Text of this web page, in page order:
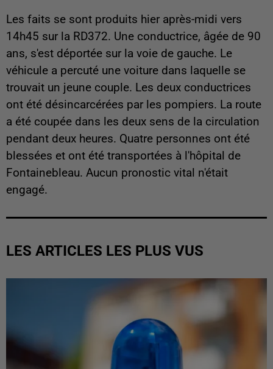
Les faits se sont produits hier après-midi vers
14h45 sur la RD372. Une conductrice, âgée de 90
ans, s'est déportée sur la voie de gauche. Le
véhicule a percuté une voiture dans laquelle se
trouvait un jeune couple. Les deux conductrices
ont été désincarcérées par les pompiers. La route
a été coupée dans les deux sens de la circulation
pendant deux heures. Quatre personnes ont été
blessées et ont été transportées à l'hôpital de
Fontainebleau. Aucun pronostic vital n'était
engagé.
LES ARTICLES LES PLUS VUS